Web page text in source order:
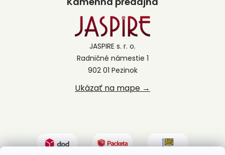
JASPIRE s. r. o.
Radničné námestie 1
902 01 Pezinok
Ukázať na mape →